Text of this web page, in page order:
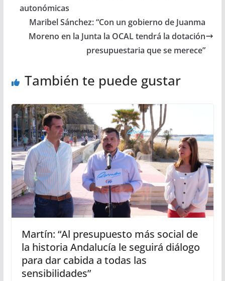
autonómicas
Maribel Sánchez: “Con un gobierno de Juanma
Moreno en la Junta la OCAL tendrá la dotación
presupuestaria que se merece”
También te puede gustar
Martín: “Al presupuesto más social de
la historia Andalucía le seguirá diálogo
para dar cabida a todas las
sensibilidades”